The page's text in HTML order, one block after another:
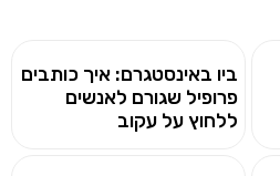
ביו באינסטגרם: איך כותבים
פרופיל שגורם לאנשים
ללחוץ על עקוב